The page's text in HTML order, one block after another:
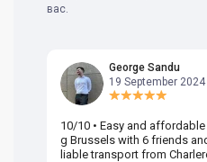
вас.
George Sandu
19 September 2024
10/10 • Easy and
g Brussels with 6 friends
liable transport from